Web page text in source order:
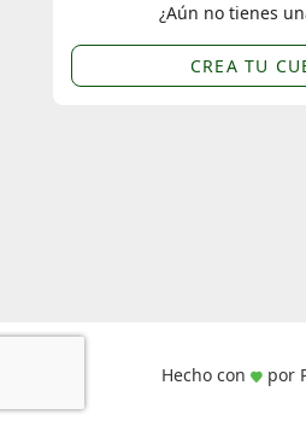
¿Aún no tienes
CREA TU
Hecho con por